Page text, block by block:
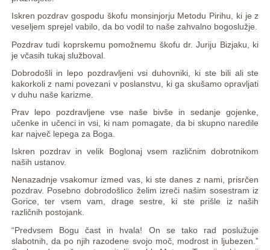
Iskren pozdrav gospodu škofu monsinjorju Metodu Pirihu, ki je z
veseljem sprejel vabilo, da bo vodil to naše zahvalno bogoslužje.
Pozdrav tudi koprskemu pomožnemu škofu dr. Juriju Bizjaku, ki
je včasih tukaj služboval.
Dobrodošli in lepo pozdravljeni vsi duhovniki, ki ste bili ali ste
kakorkoli z nami povezani v poslanstvu, ki ga skušamo opravljati
v duhu naše karizme.
Prav lepo pozdravljene vse naše bivše in sedanje gojenke,
učenke in učenci in vsi, ki nam pomagate, da bi skupno naredile
kar največ lepega za Boga.
Iskren pozdrav in velik Boglonaj vsem različnim dobrotnikom
naših ustanov.
Nenazadnje vsakomur izmed vas, ki ste danes z nami, prisrčen
pozdrav. Posebno dobrodošlico želim izreči našim sosestram iz
Gorice, ter vsem vam, drage sestre, ki ste prišle iz naših
različnih postojank.
“Predvsem Bogu čast in hvala! On se tako rad poslužuje
slabotnih, da po njih razodene svojo moč, modrost in ljubezen.”